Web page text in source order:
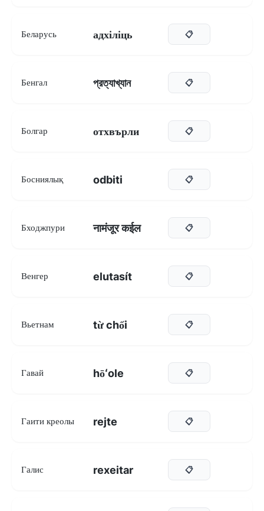
Беларусь адхіліць 📋
Бенгал প্রত্যাখ্যান 📋
Болгар отхвърли 📋
Босниялық odbiti 📋
Бходжпури नामंजूर कईल 📋
Венгер elutasít 📋
Вьетнам từ chối 📋
Гавай hōʻole 📋
Гаити креолы rejte 📋
Галис rexeitar 📋